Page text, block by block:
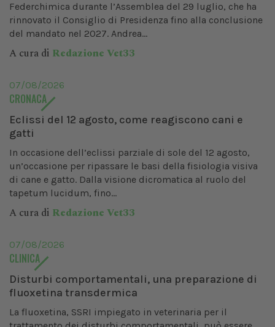
Federchimica durante l’Assemblea del 29 luglio, che ha
rinnovato il Consiglio di Presidenza fino alla conclusione
del mandato nel 2027. Andrea...
A cura di Redazione Vet33
07/08/2026
CRONACA
Eclissi del 12 agosto, come reagiscono cani e
gatti
In occasione dell’eclissi parziale di sole del 12 agosto,
un’occasione per ripassare le basi della fisiologia visiva
di cane e gatto. Dalla visione dicromatica al ruolo del
tapetum lucidum, fino...
A cura di Redazione Vet33
07/08/2026
CLINICA
Disturbi comportamentali, una preparazione di
fluoxetina transdermica
La fluoxetina, SSRI impiegato in veterinaria per il